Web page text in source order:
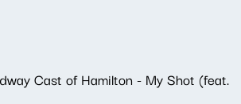
Cast of Hamilton - My Shot (feat.